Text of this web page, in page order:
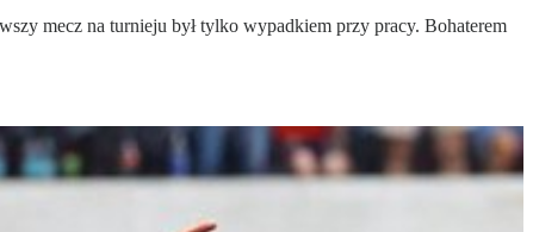
mecz na turnieju był tylko wypadkiem przy pracy. Bohaterem